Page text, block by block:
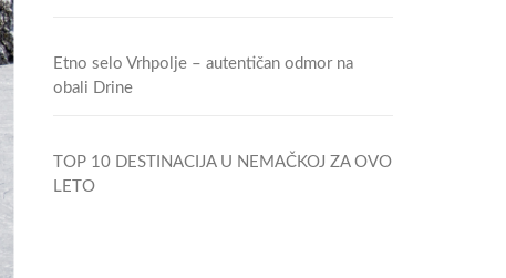
Etno selo Vrhpolje – autentičan odmor na
obali Drine
TOP 10 DESTINACIJA U NEMAČKOJ ZA OVO
LETO